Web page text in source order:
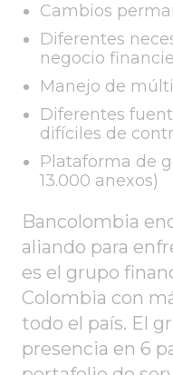
Cambios
Diferentes
negocio
Manejo de
Diferentes
difíciles de
Plataforma de
13.000 anexos)
Bancolombia
aliando para
es el grupo
Colombia con
todo el país. El
presencia en 6